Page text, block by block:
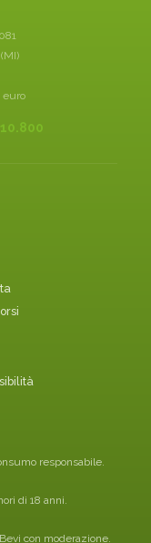
euro
responsabile.
di 18 anni.
con moderazione.